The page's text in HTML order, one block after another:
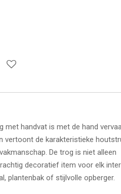
met handvat is met de hand
vertoont de karakteristieke
De trog is niet alleen
decoratief item voor elk
plantenbak of stijlvolle opberger.